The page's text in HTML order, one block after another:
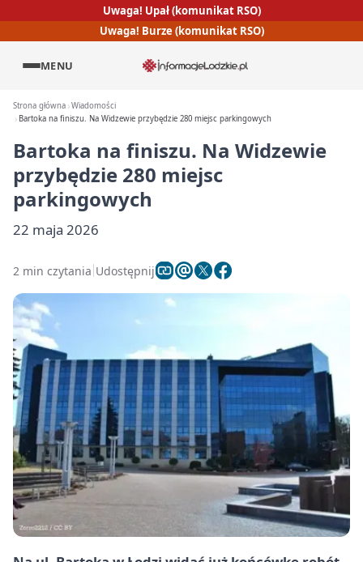
Uwaga! Upał (komunikat RSO)
Uwaga! Burze (komunikat RSO)
MENU
Strona główna Wiadomości
Bartoka na finiszu. Na Widzewie przybędzie 280 miejsc parkingowych
Bartoka na finiszu. Na Widzewie
przybędzie 280 miejsc
parkingowych
22 maja 2026
2 min czytania Udostępnij